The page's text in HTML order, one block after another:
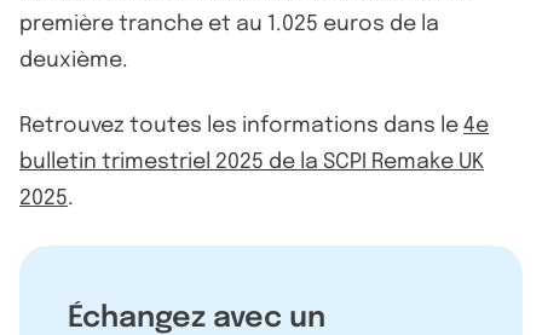
première tranche et au 1.025 euros de la
deuxième.
Retrouvez toutes les informations dans le 4e
bulletin trimestriel 2025 de la SCPI Remake UK
2025.
Échangez avec un